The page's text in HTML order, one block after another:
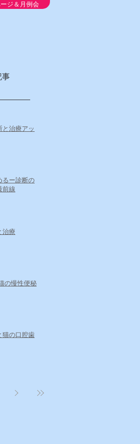
ジ＆月例会
事
と治療アッ
るー診断の
前線
治療
の慢性便秘
猫の口腔歯